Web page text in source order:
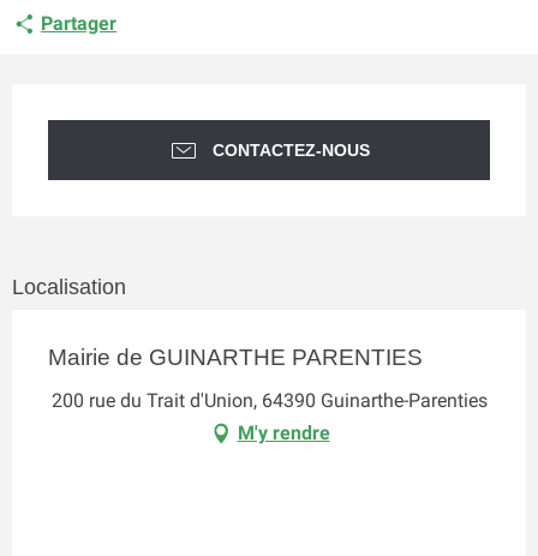
Partager
CONTACTEZ-NOUS
Localisation
Mairie de GUINARTHE PARENTIES
200 rue du Trait d'Union, 64390 Guinarthe-Parenties
M'y rendre